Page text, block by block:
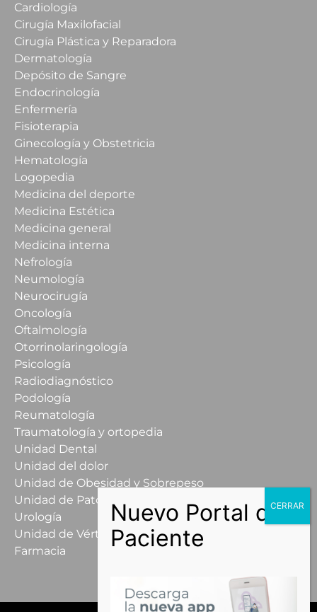
Cardiología
Cirugía Maxilofacial
Cirugía Plástica y Reparadora
Dermatología
Depósito de Sangre
Endocrinología
Enfermería
Fisioterapia
Ginecología y Obstetricia
Hematología
Logopedia
Medicina del deporte
Medicina Estética
Medicina general
Medicina interna
Nefrología
Neumología
Neurocirugía
Oncología
Oftalmología
Otorrinolaringología
Psicología
Radiodiagnóstico
Podología
Reumatología
Traumatología y ortopedia
Unidad Dental
Unidad del dolor
Unidad de Obesidad y Sobrepeso
Unidad de Patología Mamaria
Urología
Unidad de Vértigo
Farmacia